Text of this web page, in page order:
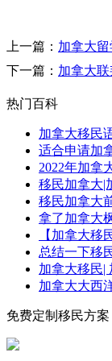
上一篇： 加拿大
下一篇： 加拿大
热门百科
加拿大移民
适合申请加
2022年加拿
移民加拿大|
移民加拿大
拿了加拿大
【加拿大移
总结一下移
加拿大移民|
加拿大大西
免费定制移民方案